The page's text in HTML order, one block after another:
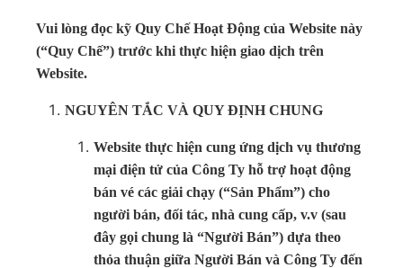
Vui lòng đọc kỹ Quy Chế Hoạt Động của Website này
(“Quy Chế”) trước khi thực hiện giao dịch trên
Website.
NGUYÊN TẮC VÀ QUY ĐỊNH CHUNG
Website thực hiện cung ứng dịch vụ thương
mại điện tử của Công Ty hỗ trợ hoạt động
bán vé các giải chạy (“Sản Phẩm”) cho
người bán, đối tác, nhà cung cấp, v.v (sau
đây gọi chung là “Người Bán”) dựa theo
thỏa thuận giữa Người Bán và Công Ty đến